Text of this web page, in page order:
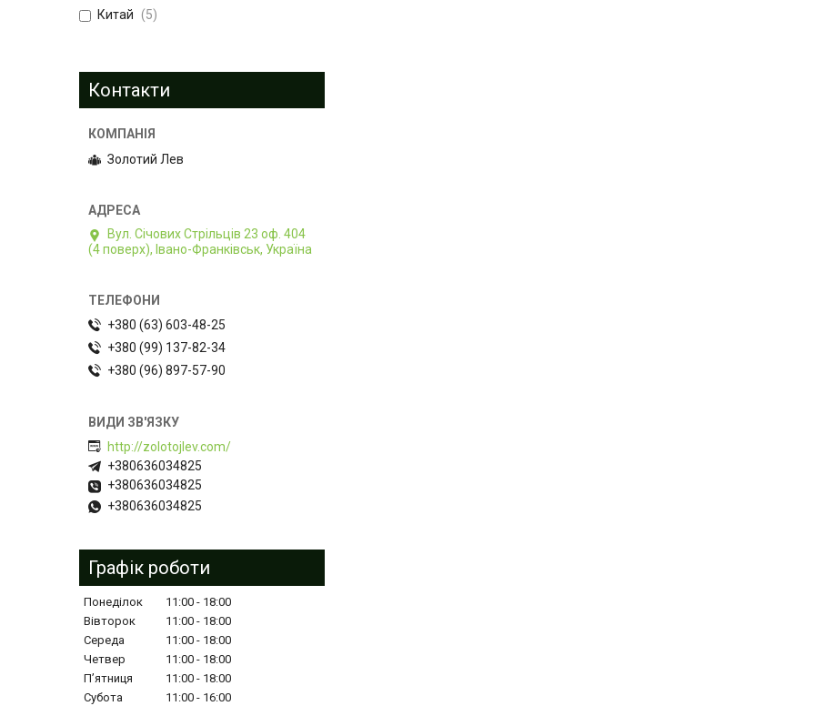
Китай
5
Контакти
Золотий Лев
Вул. Січових Стрільців 23 оф. 404
(4 поверх), Івано-Франківськ, Україна
+380 (63) 603-48-25
+380 (99) 137-82-34
+380 (96) 897-57-90
http://zolotojlev.com/
+380636034825
+380636034825
+380636034825
Графік роботи
Понеділок 11:00
18:00
Вівторок
11:00
18:00
Середа
11:00
18:00
Четвер
11:00
18:00
Пʼятниця
11:00
18:00
Субота
11:00
16:00